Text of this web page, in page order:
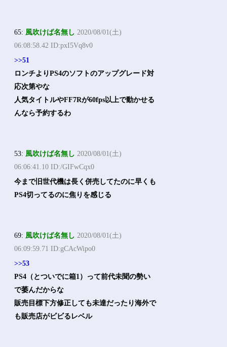
65: 風吹けば名無し 2020/08/01(土)
06:08:58.42 ID:pxI5Vq8v0
>>51
ロンチよりPS4のソフトのアップグレード対
応次第やな
人気タイトルやFF7Rが60fps以上で動かせる
んなら予約するわ
53: 風吹けば名無し 2020/08/01(土)
06:06:41.10 ID:/GIFwCqx0
今まで旧世代機は長く併売してたのに早くも
PS4切ってるのに焦りを感じる
69: 風吹けば名無し 2020/08/01(土)
06:09:59.71 ID:gCAcWipo0
>>53
PS4（とついでに箱1）って前代未聞の勢い
で萎んだからな
販売目標下方修正しても未達だったり海外で
も販売店がビビるレベル